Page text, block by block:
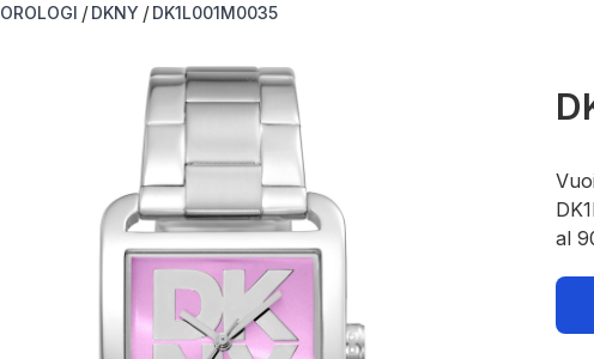
OROLOGI / DKNY / DK1L001M0035
al